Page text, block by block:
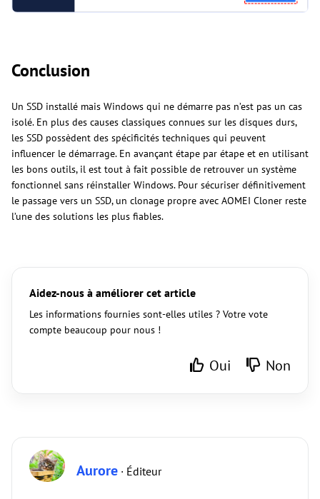
Conclusion
Un SSD installé mais Windows qui ne démarre pas n’est pas un cas
isolé. En plus des causes classiques connues sur les disques durs,
les SSD possèdent des spécificités techniques qui peuvent
influencer le démarrage. En avançant étape par étape et en utilisant
les bons outils, il est tout à fait possible de retrouver un système
fonctionnel sans réinstaller Windows. Pour sécuriser définitivement
le passage vers un SSD, un clonage propre avec AOMEI Cloner reste
l’une des solutions les plus fiables.
Aidez-nous à améliorer cet article
Les informations fournies sont-elles utiles ? Votre vote
compte beaucoup pour nous !
Oui Non
Aurore · Éditeur